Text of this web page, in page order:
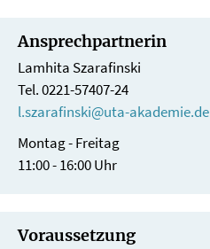
Ansprechpartnerin
Lamhita Szarafinski
Tel. 0221-57407-24
l.szarafinski@uta-akademie.de
Montag - Freitag
11:00 - 16:00 Uhr
Voraussetzung